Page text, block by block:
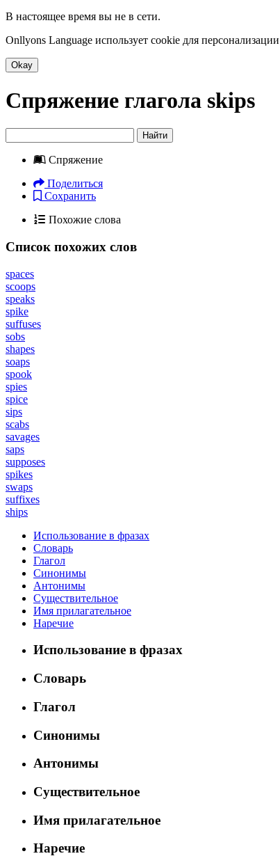
В настоящее время вы не в сети.
Onllyons Language использует cookie для
Okay
Спряжение глагола skips
Найти
Спряжение
Поделиться
Сохранить
Похожие слова
Список похожих слов
spaces
scoops
speaks
spike
suffuses
sobs
shapes
soaps
spook
spies
spice
sips
scabs
savages
saps
supposes
spikes
swaps
suffixes
ships
Использование в фразах
Словарь
Глагол
Синонимы
Антонимы
Существительное
Имя прилагательное
Наречие
Использование в фразах
Словарь
Глагол
Синонимы
Антонимы
Существительное
Имя прилагательное
Наречие